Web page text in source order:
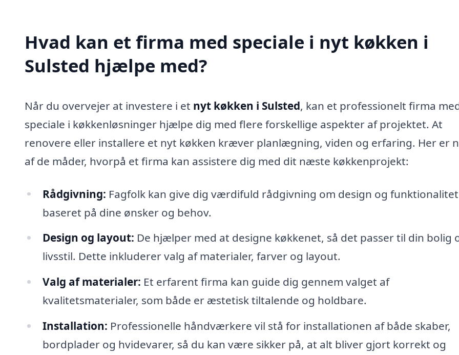
Hvad kan et firma med speciale i nyt køkken i
Sulsted hjælpe med?
Når du overvejer at investere i et nyt køkken i Sulsted, kan et professionelt firma
speciale i køkkenløsninger hjælpe dig med flere forskellige aspekter af projektet. At
renovere eller installere et nyt køkken kræver planlægning, viden og erfaring. Her er
af de måder, hvorpå et firma kan assistere dig med dit næste køkkenprojekt:
Rådgivning: Fagfolk kan give dig værdifuld rådgivning om design og funktionalitet
baseret på dine ønsker og behov.
Design og layout: De hjælper med at designe køkkenet, så det passer til din bolig
livsstil. Dette inkluderer valg af materialer, farver og layout.
Valg af materialer: Et erfarent firma kan guide dig gennem valget af
kvalitetsmaterialer, som både er æstetisk tiltalende og holdbare.
Installation: Professionelle håndværkere vil stå for installationen af både skaber,
bordplader og hvidevarer, så du kan være sikker på, at alt bliver gjort korrekt og